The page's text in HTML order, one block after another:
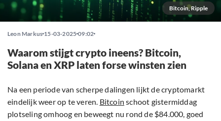
Bitcoin, Ripple
Leon Markus 15-03-2025 09:02
Waarom stijgt crypto ineens? Bitcoin,
Solana en XRP laten forse winsten zien
Na een periode van scherpe dalingen lijkt de cryptomarkt
eindelijk weer op te veren. Bitcoin schoot gistermiddag
plotseling omhoog en beweegt nu rond de $84.000, goed